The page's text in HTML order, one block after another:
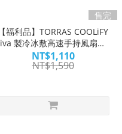
售完
【福利品】TORRAS COOLiFY
iva 製冷冰敷高速手持風扇｜
極・沁・涼
NT$1,110
NT$1,590